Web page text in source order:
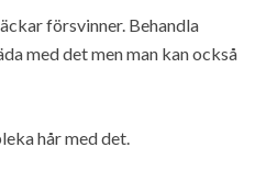
försvinner. Behandla
med det men man kan också
hår med det.